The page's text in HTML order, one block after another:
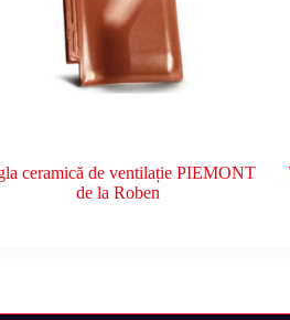
ceramică de ventilație PIEMONT
de la Roben